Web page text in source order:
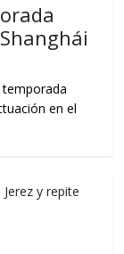
en el
y repite